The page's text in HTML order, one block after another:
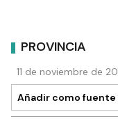
PROVINCIA
11 de noviembre de
Añadir como fuente